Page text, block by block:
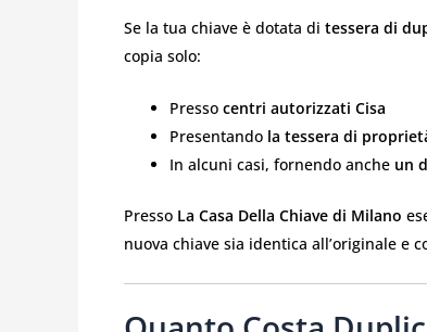
Se la tua chiave è dotata di tessera di
copia solo:
Presso centri autorizzati Cisa
Presentando la tessera di
In alcuni casi, fornendo anche un
Presso La Casa Della Chiave di Milano
nuova chiave sia identica all’originale e